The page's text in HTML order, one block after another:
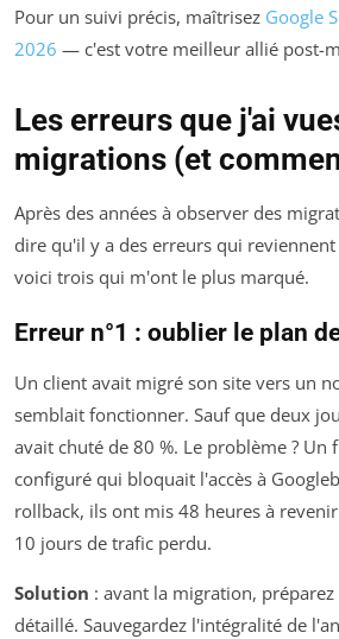
Pour un suivi précis, maîtrisez Google
2026 — c'est votre meilleur allié post-
Les erreurs que j'ai
migrations (et
Après des années à observer des
dire qu'il y a des erreurs qui
voici trois qui m'ont le plus marqué.
Erreur n°1 : oublier le plan
Un client avait migré son site vers un
semblait fonctionner. Sauf que deux
avait chuté de 80 %. Le problème ? Un
configuré qui bloquait l'accès à
rollback, ils ont mis 48 heures à
10 jours de trafic perdu.
Solution : avant la migration,
détaillé. Sauvegardez l'intégralité de